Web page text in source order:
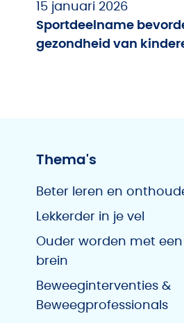
15 januari 2026
Sportdeelname
gezondheid van
Thema's
Beter leren en
Lekkerder in je vel
Ouder worden met een
brein
Beweeginterventies &
Beweegprofessionals